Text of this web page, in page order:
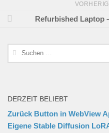
Refurbished Laptop
Suchen
nach:
DERZEIT BELIEBT
Zurück Button in WebView
Eigene Stable Diffusion